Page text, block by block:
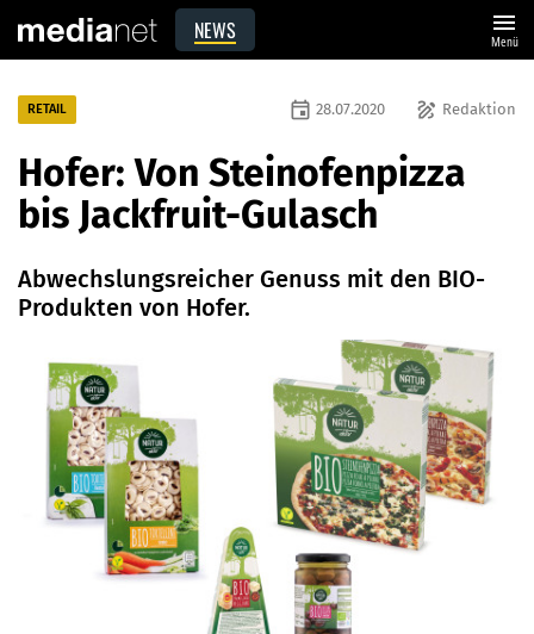
NEWS menu
Menü
RETAIL draw Redaktion
event 28.07.2020
Hofer: Von Steinofenpizza
bis Jackfruit-Gulasch
Abwechslungsreicher Genuss mit den BIO-
Produkten von Hofer.